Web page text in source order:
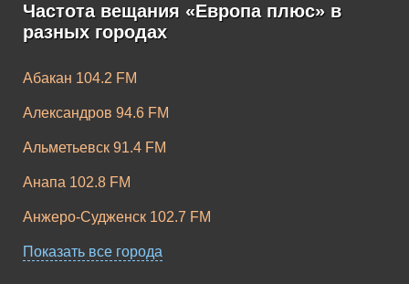
Европа Плюс K-
Pop
Частота вещания «Европа плюс» в
разных городах
Абакан 104.2 FM
Александров 94.6 FM
Альметьевск 91.4 FM
Анапа 102.8 FM
Анжеро-Судженск 102.7 FM
Апатиты 104.2 FM
Показать все города